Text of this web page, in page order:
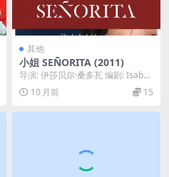
其他
小姐 SEÑORITA (2011)
导演: 伊莎贝尔·桑多瓦 编剧: Isabel
Sandoval 主演: 伊莎贝...
10 月前 15